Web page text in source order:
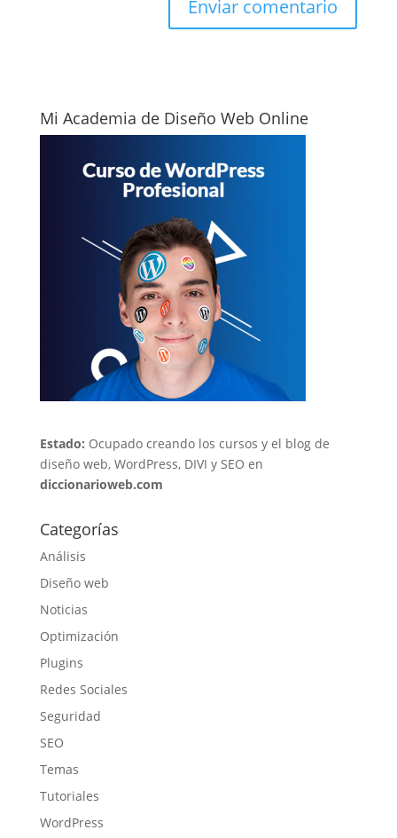
Mi Academia de Diseño Web Online
Estado: Ocupado creando los cursos y el blog de
diseño web, WordPress, DIVI y SEO en
diccionarioweb.com
Categorías
Análisis
Diseño web
Noticias
Optimización
Plugins
Redes Sociales
Seguridad
SEO
Temas
Tutoriales
WordPress